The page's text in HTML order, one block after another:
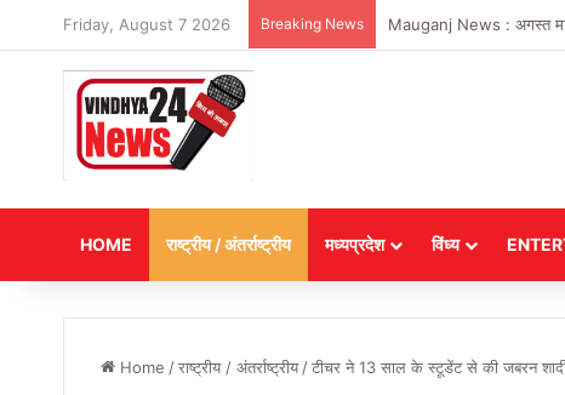
Friday, August 7 2026 Breaking News Mauganj News : अगस्त
HOME राष्ट्रीय / अंतर्राष्ट्रीय मध्यप्रदेश विंध्य
Home /राष्ट्रीय / अंतर्राष्ट्रीय /टीचर ने 13 साल के स्टूडेंट से की जबरन शादी,